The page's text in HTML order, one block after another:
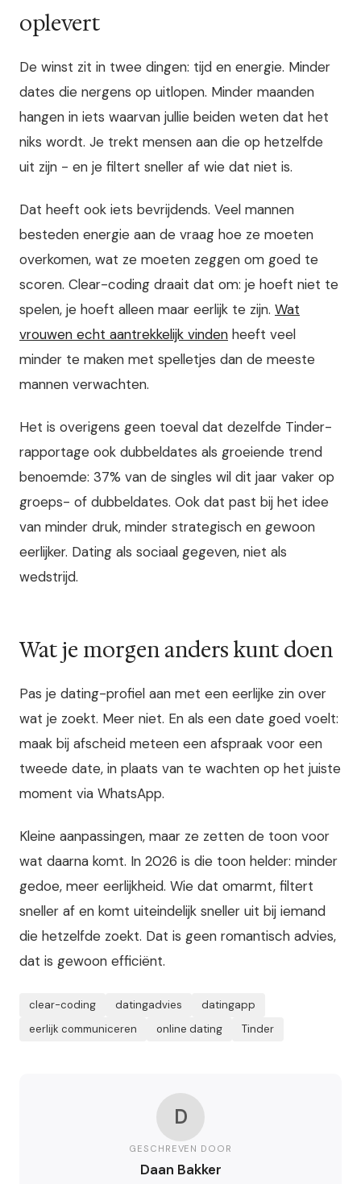
oplevert
De winst zit in twee dingen: tijd en energie. Minder
dates die nergens op uitlopen. Minder maanden
hangen in iets waarvan jullie beiden weten dat het
niks wordt. Je trekt mensen aan die op hetzelfde
uit zijn - en je filtert sneller af wie dat niet is.
Dat heeft ook iets bevrijdends. Veel mannen
besteden energie aan de vraag hoe ze moeten
overkomen, wat ze moeten zeggen om goed te
scoren. Clear-coding draait dat om: je hoeft niet te
spelen, je hoeft alleen maar eerlijk te zijn. Wat
vrouwen echt aantrekkelijk vinden heeft veel
minder te maken met spelletjes dan de meeste
mannen verwachten.
Het is overigens geen toeval dat dezelfde Tinder-
rapportage ook dubbeldates als groeiende trend
benoemde: 37% van de singles wil dit jaar vaker op
groeps- of dubbeldates. Ook dat past bij het idee
van minder druk, minder strategisch en gewoon
eerlijker. Dating als sociaal gegeven, niet als
wedstrijd.
Wat je morgen anders kunt doen
Pas je dating-profiel aan met een eerlijke zin over
wat je zoekt. Meer niet. En als een date goed voelt:
maak bij afscheid meteen een afspraak voor een
tweede date, in plaats van te wachten op het juiste
moment via WhatsApp.
Kleine aanpassingen, maar ze zetten de toon voor
wat daarna komt. In 2026 is die toon helder: minder
gedoe, meer eerlijkheid. Wie dat omarmt, filtert
sneller af en komt uiteindelijk sneller uit bij iemand
die hetzelfde zoekt. Dat is geen romantisch advies,
dat is gewoon efficiënt.
clear-coding datingadvies
datingapp
eerlijk communiceren
online dating Tinder
D
GESCHREVEN DOOR
Daan Bakker